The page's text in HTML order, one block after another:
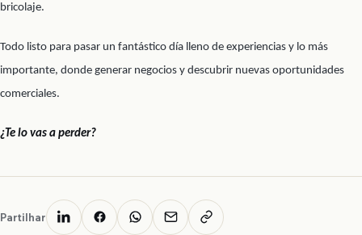
bricolaje.
Todo listo para pasar un fantástico día lleno de experiencias y lo más
importante, donde generar negocios y descubrir nuevas oportunidades
comerciales.
¿Te lo vas a perder?
Partilhar